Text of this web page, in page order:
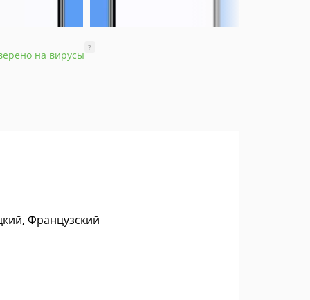
на вирусы
?
Французский